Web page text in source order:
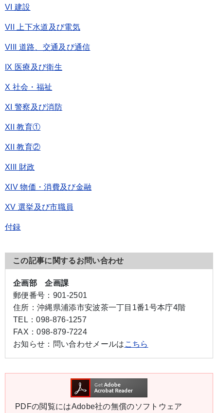
VI 建設
VII 上下水道及び電気
VIII 道路、交通及び通信
IX 医療及び衛生
X 社会・福祉
XI 警察及び消防
XII 教育①
XII 教育②
XIII 財政
XIV 物価・消費及び金融
XV 選挙及び市職員
付録
この記事に関するお問い合わせ
企画部 企画課
郵便番号： 901-2501
住所： 沖縄県浦添市安波茶一丁目1番1号本庁4階
TEL：098-876-1257
FAX：098-879-7224
お知らせ： 問い合わせメールは こちら
PDFの閲覧にはAdobe社の無償のソフトウェア